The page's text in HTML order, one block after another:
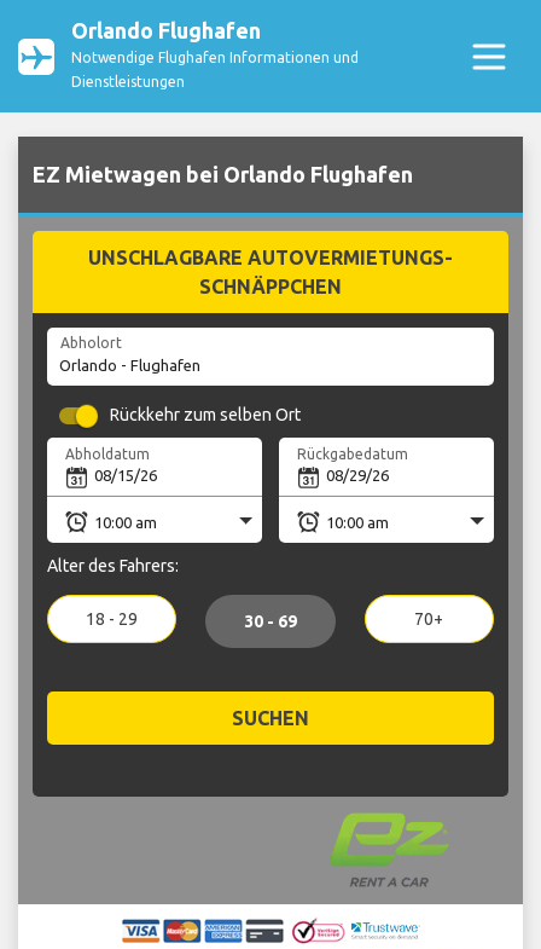
Orlando Flughafen
Notwendige Flughafen Informationen und
Dienstleistungen
EZ Mietwagen bei Orlando Flughafen
UNSCHLAGBARE AUTOVERMIETUNGS-
SCHNÄPPCHEN
Abholort
Rückkehr zum selben Ort
Abholdatum Rückgabedatum
Alter des Fahrers:
18 - 29 30 - 69 70+
SUCHEN